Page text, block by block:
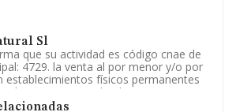
Sl
que su actividad es código cnae de
4729. la venta al por menor y/o por
establecimientos físicos permanentes
distancia por medio de venta
catálogo, tienda online de los